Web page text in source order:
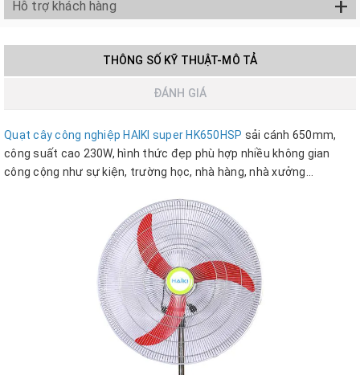
Hỗ trợ khách hàng +
THÔNG SỐ KỸ THUẬT-MÔ TẢ
ĐÁNH GIÁ
Quạt cây công nghiệp HAIKI super HK650HSP sải cánh 650mm,
công suất cao 230W, hình thức đẹp phù hợp nhiều không gian
công cộng như sự kiện, trường học, nhà hàng, nhà xưởng...